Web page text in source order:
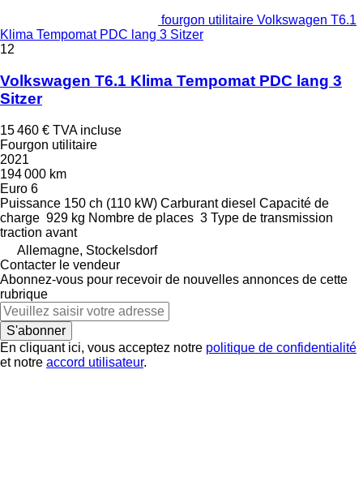
fourgon utilitaire Volkswagen T6.1
Klima Tempomat PDC lang 3 Sitzer
12
Volkswagen T6.1 Klima Tempomat PDC lang 3
Sitzer
15 460 € TVA incluse
Fourgon utilitaire
2021
194 000 km
Euro 6
Puissance 150 ch (110 kW) Carburant diesel Capacité de
charge 929 kg Nombre de places 3 Type de transmission
traction avant
Allemagne, Stockelsdorf
Contacter le vendeur
Abonnez-vous pour recevoir de nouvelles annonces de cette
rubrique
S'abonner
En cliquant ici, vous acceptez notre politique de confidentialité
et notre accord utilisateur.